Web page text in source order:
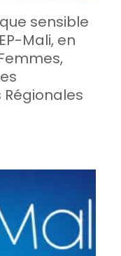
sensible
Mali, en